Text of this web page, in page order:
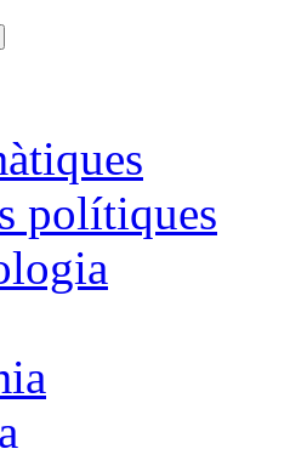
la Biblioteca de
Jurídiques i econòmiques
polítiques